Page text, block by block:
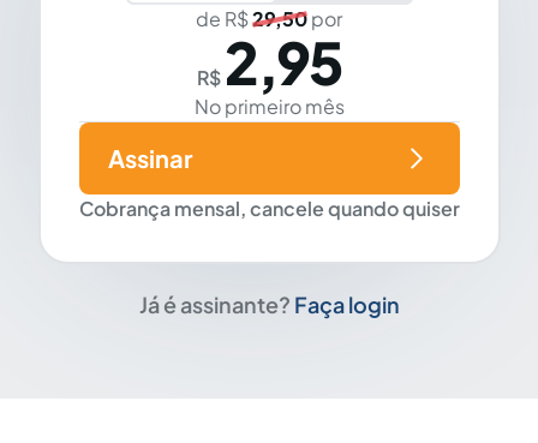
de R$29,50por
R$ 2,95
No primeiro mês
Cobrança mensal, cancele quando quiser
Assinar
Já é assinante? Faça login